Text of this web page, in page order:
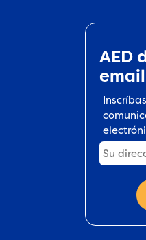
AED
email